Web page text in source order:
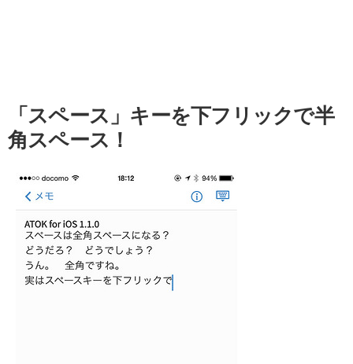
「スペース」キーを下フリックで半
角スペース！